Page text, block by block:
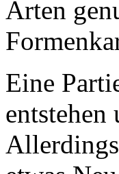
Arten
Eine